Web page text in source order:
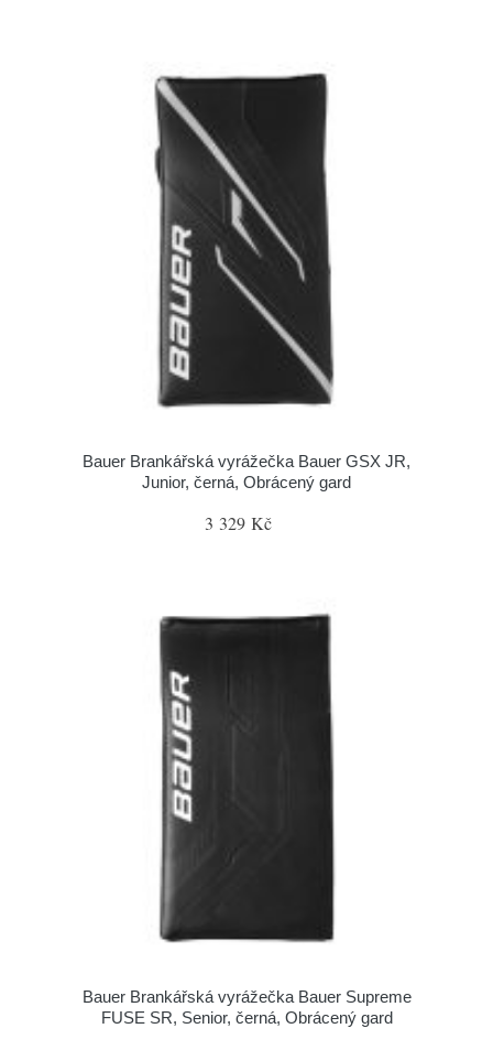
Bauer Brankářská vyrážečka Bauer GSX JR,
Junior, černá, Obrácený gard
3 329 Kč
Bauer Brankářská vyrážečka Bauer Supreme
FUSE SR, Senior, černá, Obrácený gard